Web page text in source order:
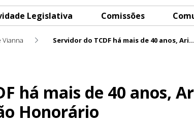
Legislativa Comissões
Vianna Servidor do TCDF há mais de 40 anos, Ariel Lima recebe título de Cidadão Honorário
há mais de 40 anos,
Honorário